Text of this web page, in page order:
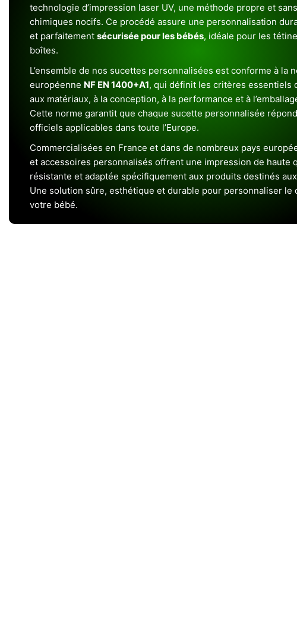
technologie d’impression laser UV, une méthode propre et
chimiques nocifs. Ce procédé assure une personnalisation
et parfaitement sécurisée pour les bébés, idéale pour les
boîtes.
L’ensemble de nos sucettes personnalisées est conforme à la
européenne NF EN 1400+A1, qui définit les critères essentiels
aux matériaux, à la conception, à la performance et à
Cette norme garantit que chaque sucette personnalisée
officiels applicables dans toute l’Europe.
Commercialisées en France et dans de nombreux pays
et accessoires personnalisés offrent une impression de haute
résistante et adaptée spécifiquement aux produits destinés
Une solution sûre, esthétique et durable pour personnaliser le
votre bébé.